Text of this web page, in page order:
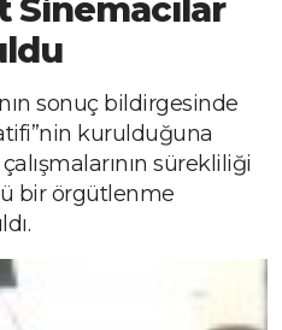
Sinemacılar
sonuç bildirgesinde
kurulduğuna
sürekliliği
bir örgütlenme